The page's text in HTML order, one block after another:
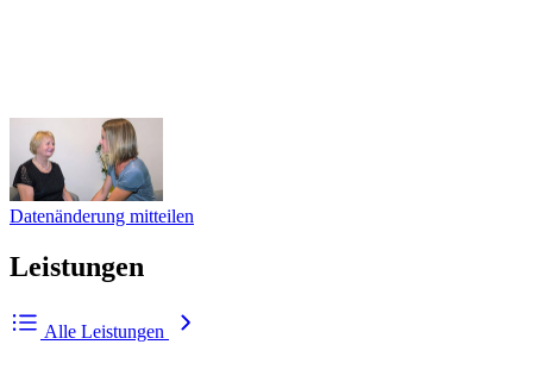
Datenänderung mitteilen
Leistungen
Alle Leistungen